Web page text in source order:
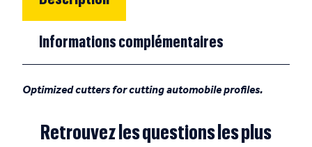
Informations complémentaires
Optimized cutters for cutting automobile profiles.
Retrouvez les questions les plus